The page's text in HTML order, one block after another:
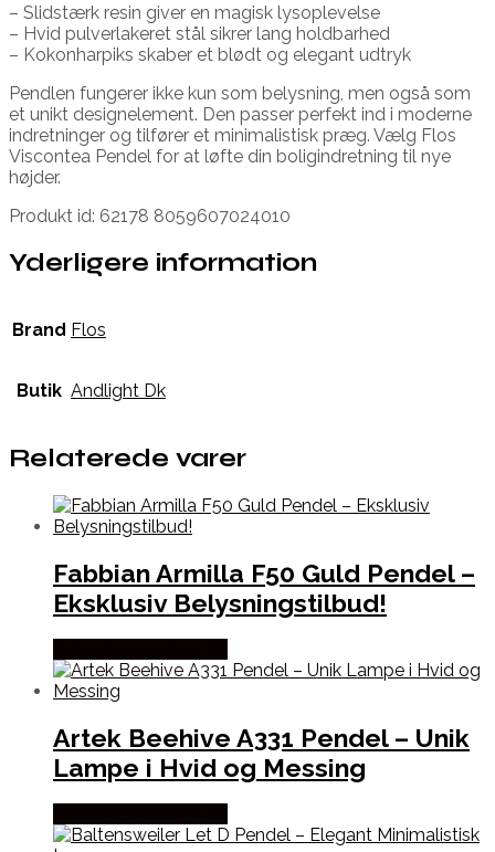
– Slidstærk resin giver en magisk lysoplevelse
– Hvid pulverlakeret stål sikrer lang holdbarhed
– Kokonharpiks skaber et blødt og elegant udtryk
Pendlen fungerer ikke kun som belysning, men også som
et unikt designelement. Den passer perfekt ind i moderne
indretninger og tilfører et minimalistisk præg. Vælg Flos
Viscontea Pendel for at løfte din boligindretning til nye
højder.
Produkt id: 62178 8059607024010
Yderligere information
Brand Flos
Butik Andlight Dk
Relaterede varer
Fabbian Armilla F50 Guld Pendel –
Eksklusiv Belysningstilbud!
Artek Beehive A331 Pendel – Unik
Lampe i Hvid og Messing